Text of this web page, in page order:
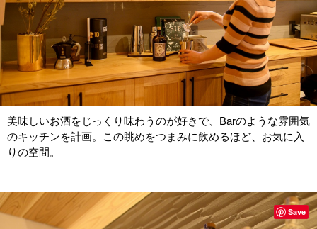
美味しいお酒をじっくり味わうのが好きで、Barのような雰囲気
のキッチンを計画。この眺めをつまみに飲めるほど、お気に入
りの空間。
Save